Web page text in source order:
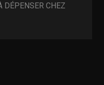
DÉPENSER CHEZ